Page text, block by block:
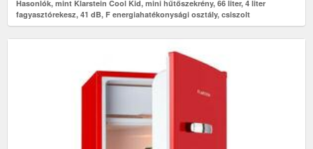
Hasonlók, mint Klarstein Cool Kid, mini hűtőszekrény, 66 liter, 4 liter
fagyasztórekesz, 41 dB, F energiahatékonysági osztály, csiszolt
rozsdamentes acél